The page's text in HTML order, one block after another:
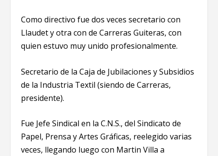
Como directivo fue dos veces secretario con
Llaudet y otra con de Carreras Guiteras, con
quien estuvo muy unido profesionalmente.
Secretario de la Caja de Jubilaciones y Subsidios
de la Industria Textil (siendo de Carreras,
presidente).
Fue Jefe Sindical en la C.N.S., del Sindicato de
Papel, Prensa y Artes Gráficas, reelegido varias
veces, llegando luego con Martin Villa a